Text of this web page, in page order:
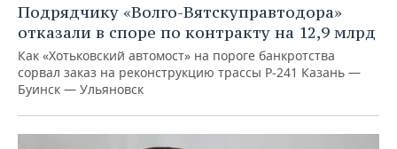
Подрядчику «Волго-Вятскуправтодора»
отказали в споре по контракту на 12,9 млрд
Как «Хотьковский автомост» на пороге банкротства
сорвал заказ на реконструкцию трассы Р‑241 Казань —
Буинск — Ульяновск